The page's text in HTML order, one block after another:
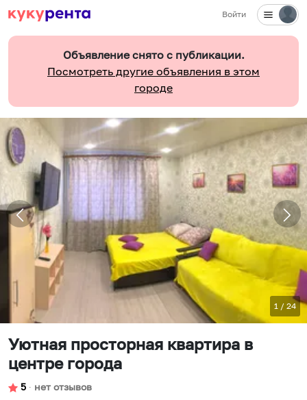
Войти
Объявление снято с публикации.
Посмотреть другие объявления в этом
городе
1 / 24
Уютная просторная квартира в
центре города
5 ∙ нет отзывов